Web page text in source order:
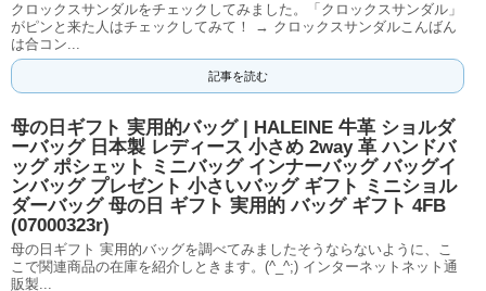
クロックスサンダルをチェックしてみました。「クロックスサンダル」
がピンと来た人はチェックしてみて！ → クロックスサンダルこんばん
は合コン...
記事を読む
母の日ギフト 実用的バッグ | HALEINE 牛革 ショルダ
ーバッグ 日本製 レディース 小さめ 2way 革 ハンドバ
ッグ ポシェット ミニバッグ インナーバッグ バッグイ
ンバッグ プレゼント 小さいバッグ ギフト ミニショル
ダーバッグ 母の日 ギフト 実用的 バッグ ギフト 4FB
(07000323r)
母の日ギフト 実用的バッグを調べてみましたそうならないように、こ
こで関連商品の在庫を紹介しときます。(^_^;) インターネットネット通
販製...